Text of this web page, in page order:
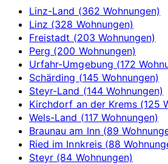
Linz-Land (362 Wohnungen)
Linz (328 Wohnungen)
Freistadt (203 Wohnungen)
Perg (200 Wohnungen)
Urfahr-Umgebung (172
Schärding (145 Wohnungen)
Steyr-Land (144 Wohnungen)
Kirchdorf an der Krems (125
Wels-Land (117 Wohnungen)
Braunau am Inn (89
Ried im Innkreis (88
Steyr (84 Wohnungen)